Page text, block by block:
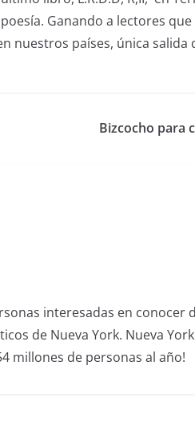
Ganando a lectores
nuestros países, única salida
Bizcocho para
interesadas en conocer
de Nueva York. Nueva
millones de personas al año!